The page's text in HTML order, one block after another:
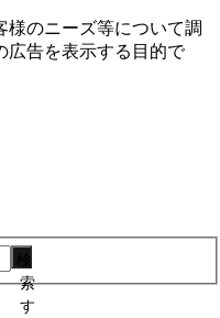
様のニーズ等について調
広告を表⽰する⽬的で
索
す